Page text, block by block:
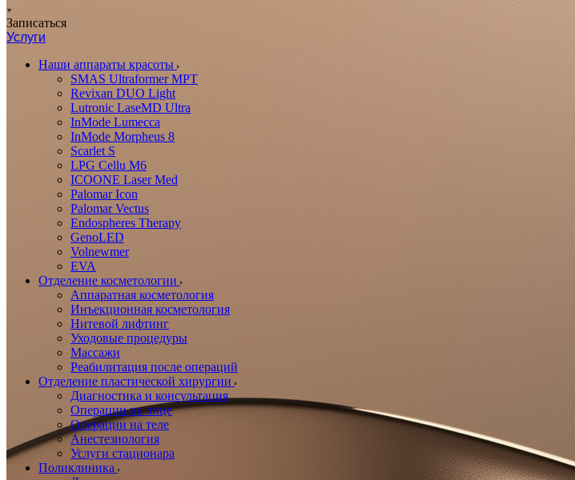
Записаться
Услуги
Наши аппараты красоты
SMAS Ultraformer MPT
Revixan DUO Light
Lutronic LaseMD Ultra
InMode Lumecca
InMode Morpheus 8
Scarlet S
LPG Cellu M6
ICOONE Laser Med
Palomar Icon
Palomar Vectus
Endospheres Therapy
GenoLED
Volnewmer
EVA
Отделение косметологии
Аппаратная косметология
Инъекционная косметология
Нитевой лифтинг
Уходовые процедуры
Массажи
Реабилитация после операций
Отделение пластической хирургии
Диагностика и консультация
Операции на лице
Операции на теле
Анестезиология
Услуги стационара
Поликлиника